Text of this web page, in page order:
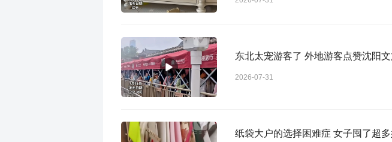
东北太宠游客了 外地游客点赞沈阳
2026-07-31
纸袋大户的选择困难症 女子囤了超